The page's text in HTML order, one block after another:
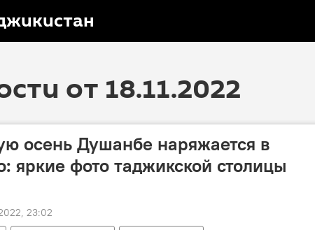
от 18.11.2022
осень Душанбе наряжается в
яркие фото таджикской столицы
23:02